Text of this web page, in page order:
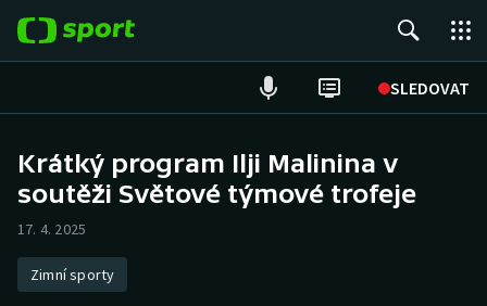
SLEDOVAT
Hokej
Atletika
Krátký program Ilji Malinina v
soutěži Světové týmové trofeje
17. 4. 2025
Zimní sporty